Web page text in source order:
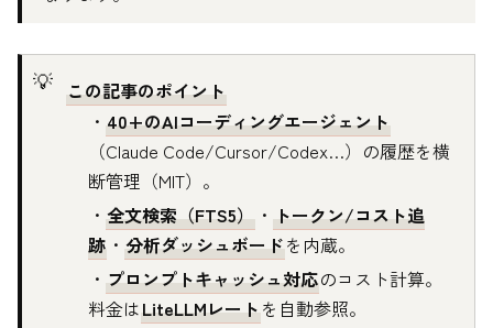
この記事のポイント
・ 40+のAIコーディングエージェント
（Claude Code/Cursor/Codex…）の履歴を横
断管理（MIT）。
・ 全文検索（FTS5） ・ トークン/コスト追
跡 ・ 分析ダッシュボードを内蔵。
・ プロンプトキャッシュ対応のコスト計算。
料金はLiteLLMレートを自動参照。